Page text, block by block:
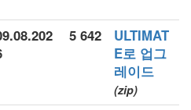
5 642
ULTIMAT
E로 업그
레이드
(zip)